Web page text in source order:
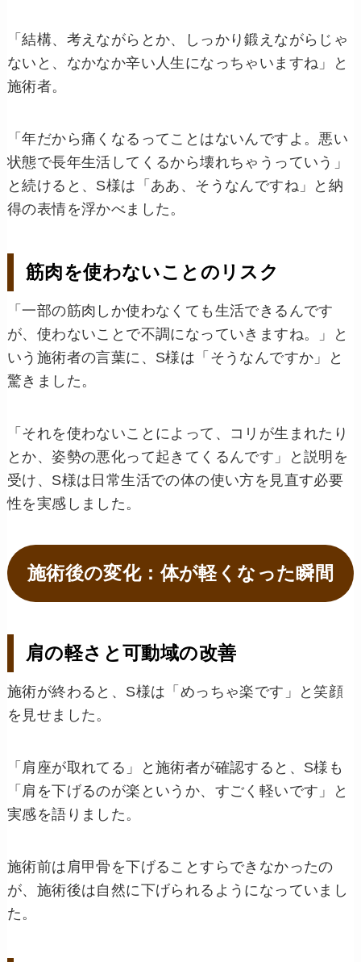
「結構、考えながらとか、しっかり鍛えながらじゃ
ないと、なかなか辛い人生になっちゃいますね」と
施術者。
「年だから痛くなるってことはないんですよ。悪い
状態で長年生活してくるから壊れちゃうっていう」
と続けると、S様は「ああ、そうなんですね」と納
得の表情を浮かべました。
筋肉を使わないことのリスク
「一部の筋肉しか使わなくても生活できるんです
が、使わないことで不調になっていきますね。」と
いう施術者の言葉に、S様は「そうなんですか」と
驚きました。
「それを使わないことによって、コリが生まれたり
とか、姿勢の悪化って起きてくるんです」と説明を
受け、S様は日常生活での体の使い方を見直す必要
性を実感しました。
施術後の変化：体が軽くなった瞬間
肩の軽さと可動域の改善
施術が終わると、S様は「めっちゃ楽です」と笑顔
を見せました。
「肩座が取れてる」と施術者が確認すると、S様も
「肩を下げるのが楽というか、すごく軽いです」と
実感を語りました。
施術前は肩甲骨を下げることすらできなかったの
が、施術後は自然に下げられるようになっていまし
た。